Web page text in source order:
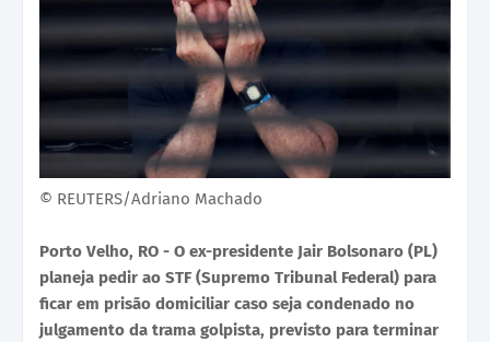
© REUTERS/Adriano Machado
Porto Velho, RO - O ex-presidente Jair Bolsonaro (PL)
planeja pedir ao STF (Supremo Tribunal Federal) para
ficar em prisão domiciliar caso seja condenado no
julgamento da trama golpista, previsto para terminar